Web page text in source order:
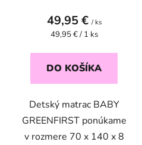
49,95 € / ks
Jednotková
49,95 € / 1 ks
DO KOŠÍKA
Detský matrac BABY
GREENFIRST ponúkame
v rozmere 70 x 140 x 8